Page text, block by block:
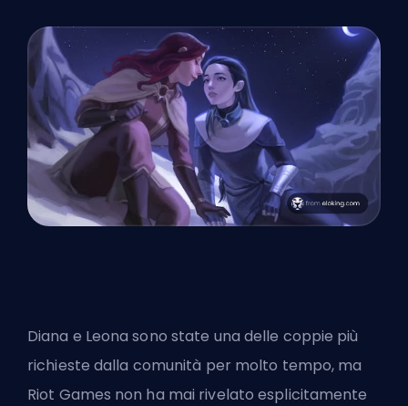
Diana e Leona sono state una delle coppie più
richieste dalla comunità per molto tempo, ma
Riot Games non ha mai rivelato esplicitamente